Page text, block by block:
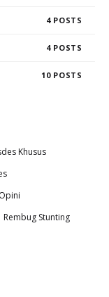
4
4
10
Khusus
Opini
Rembug Stunting